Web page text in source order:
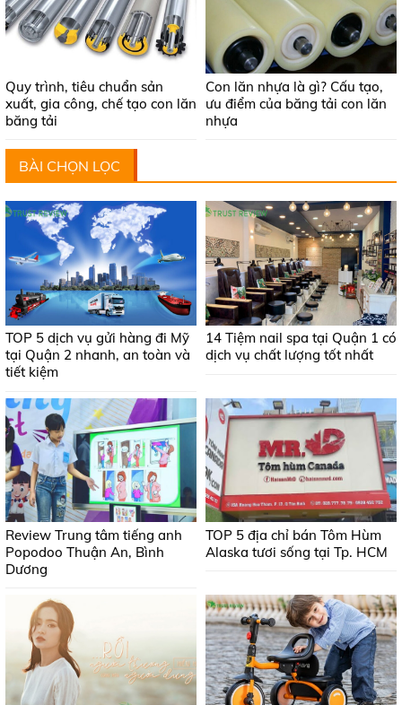
Quy trình, tiêu chuẩn sản
xuất, gia công, chế tạo con lăn
băng tải
Con lăn nhựa là gì? Cấu tạo,
ưu điểm của băng tải con lăn
nhựa
BÀI CHỌN LỌC
TOP 5 dịch vụ gửi hàng đi Mỹ
tại Quận 2 nhanh, an toàn và
tiết kiệm
14 Tiệm nail spa tại Quận 1 có
dịch vụ chất lượng tốt nhất
Review Trung tâm tiếng anh
Popodoo Thuận An, Bình
Dương
TOP 5 địa chỉ bán Tôm Hùm
Alaska tươi sống tại Tp. HCM